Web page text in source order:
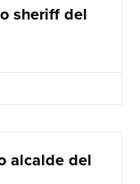
sheriff del
alcalde del